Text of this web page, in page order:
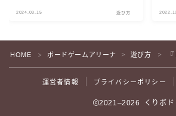
2024.03.15 遊び方
HOME ＞ ボードゲームアリーナ ＞ 遊び方 ＞
運営者情報 プライバシーポリシー
2021–2026 くりボド